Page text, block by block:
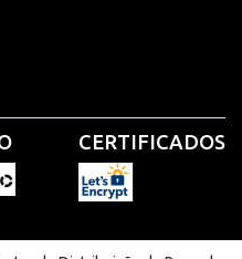
CERTIFICADOS